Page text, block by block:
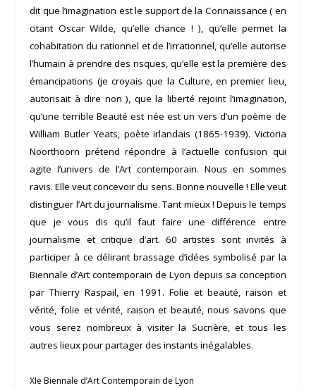
dit que l’imagination est le support de la Connaissance ( en
citant Oscar Wilde , qu’elle chance ! ), qu’elle permet la
cohabitation du rationnel et de l’irrationnel, qu’elle autorise
l’humain à prendre des risques, qu’elle est la première des
émancipations (je croyais que la Culture, en premier lieu,
autorisait à dire non ), que la liberté rejoint l’imagination,
qu’une terrible Beauté est née est un vers d’un poème de
William Butler Yeats , poète irlandais (1865-1939). Victoria
Noorthoorn prétend répondre à l’actuelle confusion qui
agite l’univers de l’Art contemporain. Nous en sommes
ravis. Elle veut concevoir du sens. Bonne nouvelle ! Elle veut
distinguer l’Art du journalisme. Tant mieux ! Depuis le temps
que je vous dis qu’il faut faire une différence entre
journalisme et critique d’art. 60 artistes sont invités à
participer à ce délirant brassage d’idées symbolisé par la
Biennale d’Art contemporain de Lyon depuis sa conception
par Thierry Raspail, en 1991. Folie et beauté, raison et
vérité, folie et vérité, raison et beauté, nous savons que
vous serez nombreux à visiterla Sucrière , et tous les
autres lieux pour partager des instants inégalables.
XIe Biennale d’Art Contemporain de Lyon